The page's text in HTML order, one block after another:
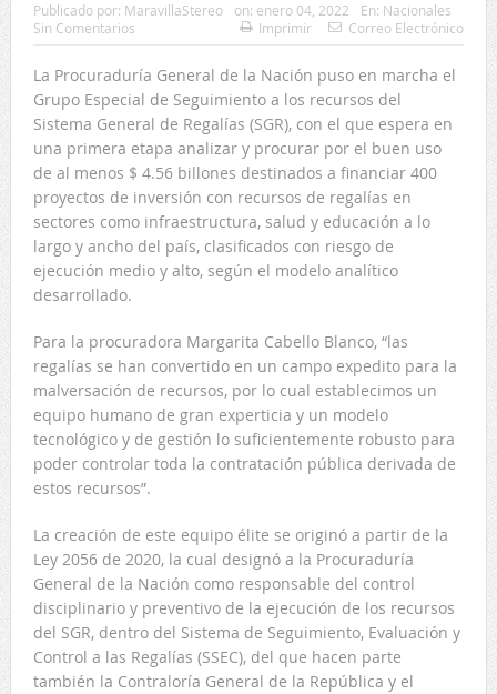
Publicado por: MaravillaStereo on: enero 04, 2022 En: Nacionales
Sin Comentarios
Imprimir Correo Electrónico
La Procuraduría General de la Nación puso en marcha el
Grupo Especial de Seguimiento a los recursos del
Sistema General de Regalías (SGR), con el que espera en
una primera etapa analizar y procurar por el buen uso
de al menos $ 4.56 billones destinados a financiar 400
proyectos de inversión con recursos de regalías en
sectores como infraestructura, salud y educación a lo
largo y ancho del país, clasificados con riesgo de
ejecución medio y alto, según el modelo analítico
desarrollado.
Para la procuradora Margarita Cabello Blanco, “las
regalías se han convertido en un campo expedito para la
malversación de recursos, por lo cual establecimos un
equipo humano de gran experticia y un modelo
tecnológico y de gestión lo suficientemente robusto para
poder controlar toda la contratación pública derivada de
estos recursos”.
La creación de este equipo élite se originó a partir de la
Ley 2056 de 2020, la cual designó a la Procuraduría
General de la Nación como responsable del control
disciplinario y preventivo de la ejecución de los recursos
del SGR, dentro del Sistema de Seguimiento, Evaluación y
Control a las Regalías (SSEC), del que hacen parte
también la Contraloría General de la República y el